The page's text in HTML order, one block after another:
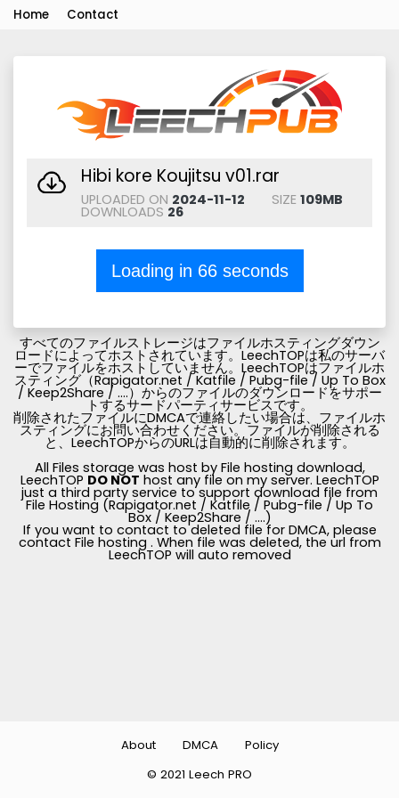
Home Contact
Hibi kore Koujitsu v01.rar
UPLOADED ON 2024-11-12 SIZE109MB
DOWNLOADS 26
Loading in 66seconds
すべてのファイルストレージはファイルホスティングダウン
ロードによってホストされています。LeechTOPは私のサーバ
ーでファイルをホストしていません。LeechTOPはファイルホ
スティング（Rapigator.net / Katfile / Pubg-file / Up To Box
/ Keep2Share / ....）からのファイルのダウンロードをサポー
トするサードパーティサービスです。
削除されたファイルにDMCAで連絡したい場合は、ファイルホ
スティングにお問い合わせください。ファイルが削除される
と、LeechTOPからのURLは自動的に削除されます。
All Files storage was host by File hosting download,
LeechTOP DO NOT host any file on my server. LeechTOP
just a third party service to support download file from
File Hosting (Rapigator.net / Katfile / Pubg-file / Up To
Box / Keep2Share / ....)
If you want to contact to deleted file for DMCA, please
contact File hosting . When file was deleted, the url from
LeechTOP will auto removed
© 2021 Leech PRO
About DMCA Policy